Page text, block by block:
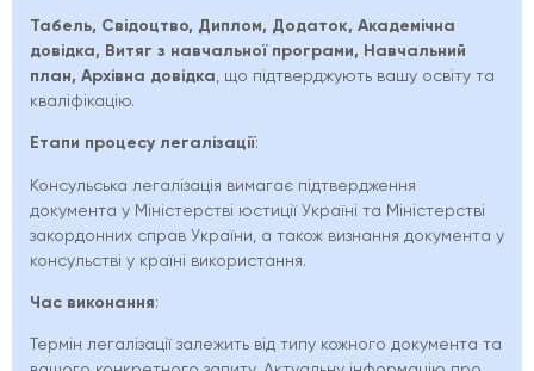
Табель, Свідоцтво, Диплом, Додаток, Академічна
довідка, Витяг з навчальної програми, Навчальний
план, Архівна довідка , що підтверджують вашу освіту та
кваліфікацію.
Етапи процесу легалізації:
Консульська легалізація вимагає підтвердження
документа у Міністерстві юстиції Україні та Міністерстві
закордонних справ України, а також визнання документа у
консульстві у країні використання.
Час виконання:
Термін легалізації залежить від типу кожного документа та